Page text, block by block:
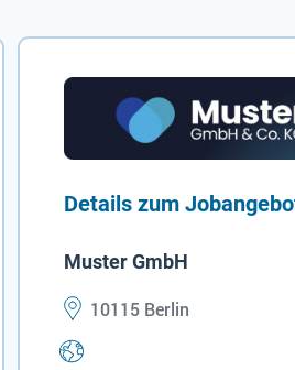
Details zum
Muster GmbH
10115 Berlin